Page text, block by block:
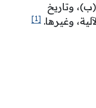
وتاريخ
وغيرها. [1]